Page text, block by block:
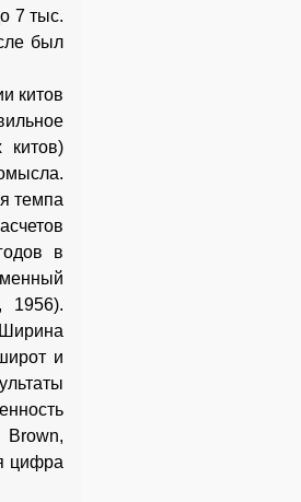
7 тыс.
был
китов
китов)
темпа
в
1956).
и
Brown,
цифра